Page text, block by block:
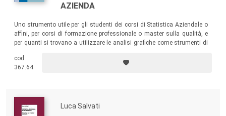
AZIENDA
Uno strumento utile per gli studenti dei corsi di Statistica Aziendale o
affini, per corsi di formazione professionale o master sulla qualità, e
per quanti si trovano a utilizzare le analisi grafiche come strumenti di
statistico di qualità nelle diverse fasi (non esclusivamente produttive)
dei processi aziendali.
cod.
367.64
Luca Salvati